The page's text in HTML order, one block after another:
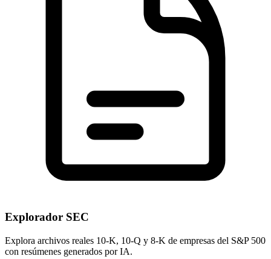
Explorador SEC
Explora archivos reales 10-K, 10-Q y 8-K de empresas del S&P 500
con resúmenes generados por IA.